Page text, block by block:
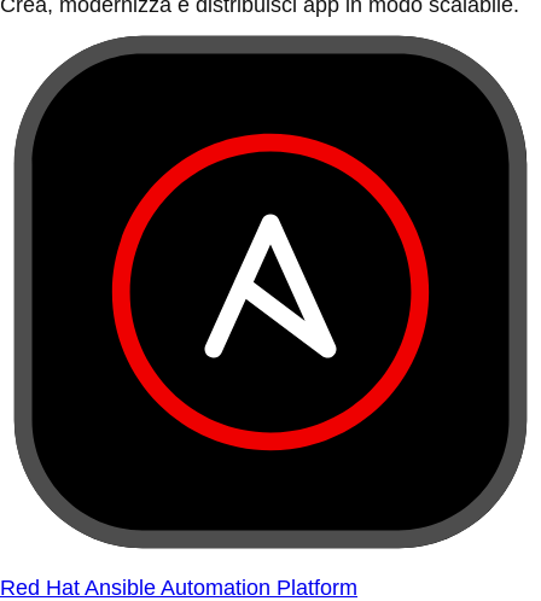
Crea, modernizza e distribuisci app in modo scalabile.
Red Hat Ansible Automation Platform